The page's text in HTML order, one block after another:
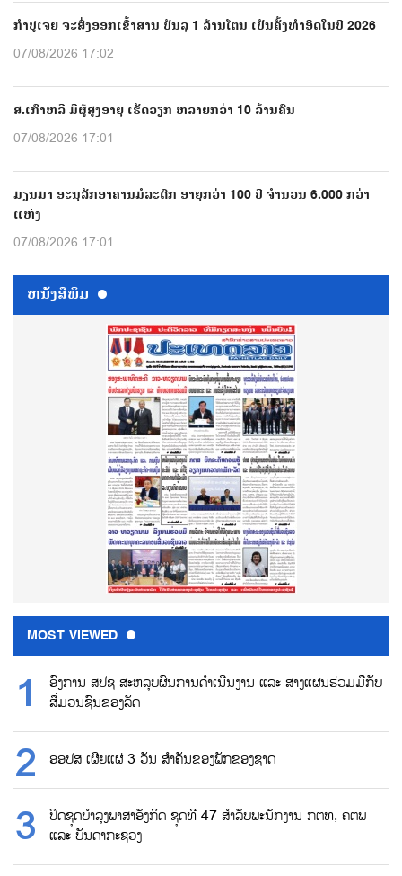
ກຳປູເຈຍ ຈະສົ່ງອອກເຂົ້າສານ ບັນລຸ 1 ລ້ານໂຕນ ເປັນຄັ້ງທຳອິດໃນປີ 2026
07/08/2026 17:02
ສ.ເກົາຫລີ ມີຜູ້ສູງອາຍຸ ເຮັດວຽກ ຫລາຍກວ່າ 10 ລ້ານຄົນ
07/08/2026 17:01
ມຽນມາ ອະນຸລັກອາຄານມໍລະດົກ ອາຍຸກວ່າ 100 ປີ ຈຳນວນ 6.000 ກວ່າ
ແຫ່ງ
07/08/2026 17:01
ຫນ້ັງສືພິມ
MOST VIEWED
ອົງການ ສປຊ ສະຫລຸບຜົນການດຳເນີນງານ ແລະ ສາງແຜນຮ່ວມມືກັບ
ສື່ມວນຊົນຂອງລັດ
ອອປສ ເຜີຍແຜ່ 3 ວັນ ສຳຄັນຂອງພັກຂອງຊາດ
ປິດຊຸດບຳລຸງພາສາອັງກິດ ຊຸດທີ 47 ສຳລັບພະນັກງານ ກຕທ, ຄຕພ
ແລະ ບັນດາກະຊວງ